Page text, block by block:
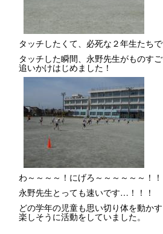
タッチしたくて、必死な２年生たちで
タッチした瞬間、永野先生がものす
追いかけはじめました！
わ～～～～！にげろ～～～～～～！！
永野先生とっても速いです…！！！
どの学年の児童も思い切り体を動か
楽しそうに活動をしていました。